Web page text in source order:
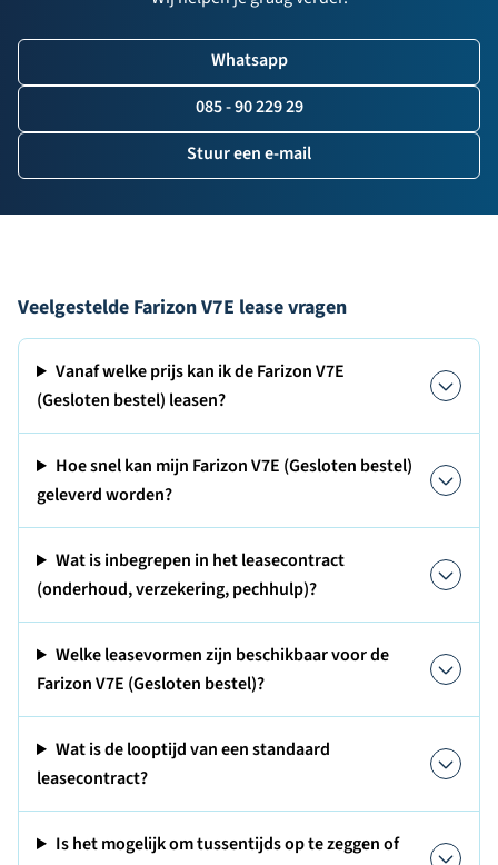
Whatsapp
085 - 90 229 29
Stuur een e-mail
Veelgestelde Farizon V7E lease vragen
Vanaf welke prijs kan ik de Farizon V7E
(Gesloten bestel) leasen?
Hoe snel kan mijn Farizon V7E (Gesloten bestel)
geleverd worden?
Wat is inbegrepen in het leasecontract
(onderhoud, verzekering, pechhulp)?
Welke leasevormen zijn beschikbaar voor de
Farizon V7E (Gesloten bestel)?
Wat is de looptijd van een standaard
leasecontract?
Is het mogelijk om tussentijds op te zeggen of